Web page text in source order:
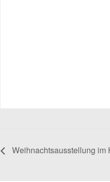
Weihnachtsausstellung im